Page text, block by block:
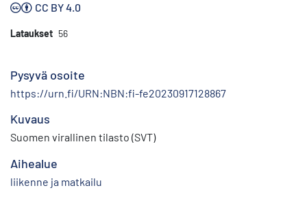
CC BY 4.0
Lataukset 56
Pysyvä osoite
https://urn.fi/URN:NBN:fi-fe20230917128867
Kuvaus
Suomen virallinen tilasto (SVT)
Aihealue
liikenne ja matkailu